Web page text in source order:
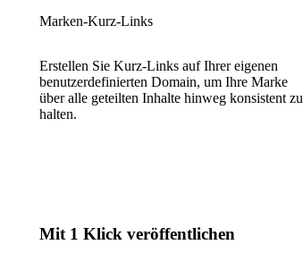
Marken-Kurz-Links
Erstellen Sie Kurz-Links auf Ihrer eigenen
benutzerdefinierten Domain, um Ihre Marke
über alle geteilten Inhalte hinweg konsistent zu
halten.
Mit 1 Klick veröffentlichen